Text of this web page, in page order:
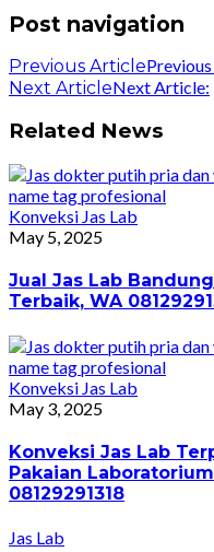
Post navigation
Previous Article
Next ArticleNext Article:
Related News
Konveksi Jas Lab
May 5, 2025
Jual Jas Lab
Terbaik, WA
Konveksi Jas Lab
May 3, 2025
Konveksi Jas Lab
Pakaian
08129291318
Jas Lab